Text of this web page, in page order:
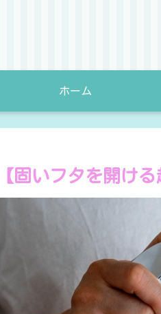
ホーム
固いフタを開ける